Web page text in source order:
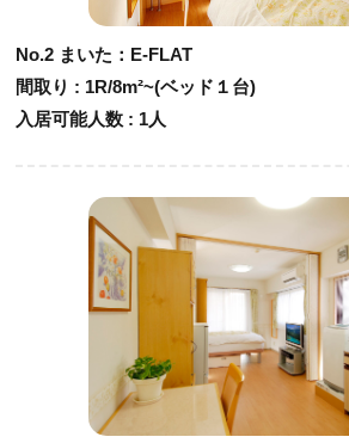
No.2 まいた：E-FLAT
間取り : 1R/8m²~(ベッド１台)
入居可能人数 : 1人